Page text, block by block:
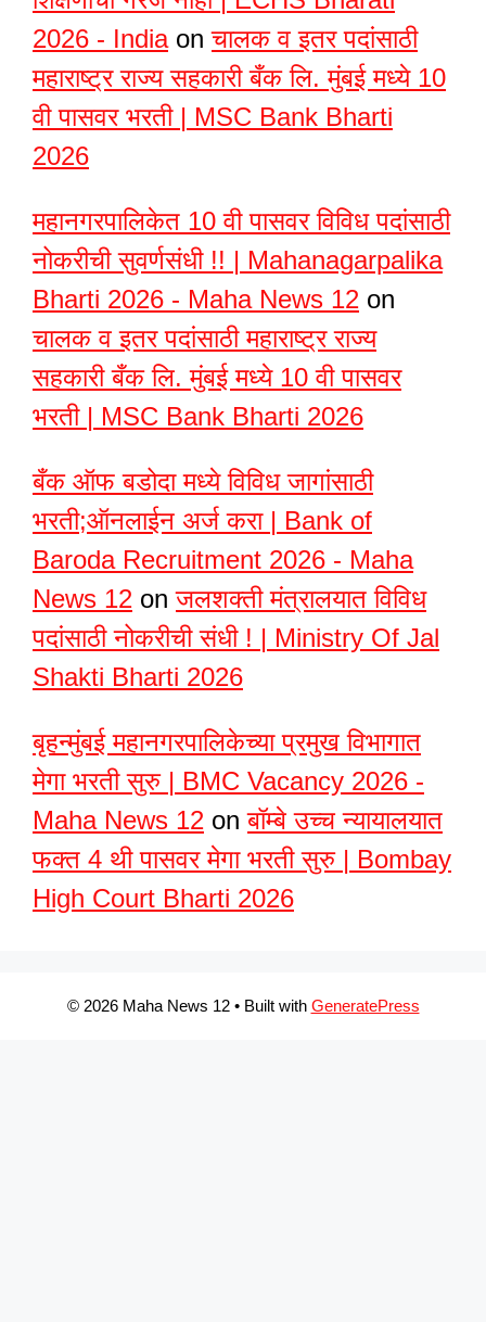
2026 - Indiaonचालक व इतर पदांसाठी
महाराष्ट्र राज्य सहकारी बँक लि. मुंबई मध्ये 10
वी पासवर भरती | MSC Bank Bharti
2026
महानगरपालिकेत 10 वी पासवर विविध पदांसाठी
नोकरीची सुवर्णसंधी !! | Mahanagarpalika
Bharti 2026 - Maha News 12 on
चालक व इतर पदांसाठी महाराष्ट्र राज्य
सहकारी बँक लि. मुंबई मध्ये 10 वी पासवर
भरती | MSC Bank Bharti 2026
बँक ऑफ बडोदा मध्ये विविध जागांसाठी
भरती;ऑनलाईन अर्ज करा | Bank of
Baroda Recruitment 2026 - Maha
News 12 onजलशक्ती मंत्रालयात विविध
पदांसाठी नोकरीची संधी ! | Ministry Of Jal
Shakti Bharti 2026
बृहन्मुंबई महानगरपालिकेच्या प्रमुख विभागात
मेगा भरती सुरु | BMC Vacancy 2026 -
Maha News 12 onबॉम्बे उच्च न्यायालयात
फक्त 4 थी पासवर मेगा भरती सुरु | Bombay
High Court Bharti 2026
© 2026 Maha News 12• Built with GeneratePress